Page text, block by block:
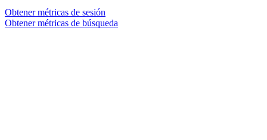
Obtener métricas de sesión
Obtener métricas de búsqueda